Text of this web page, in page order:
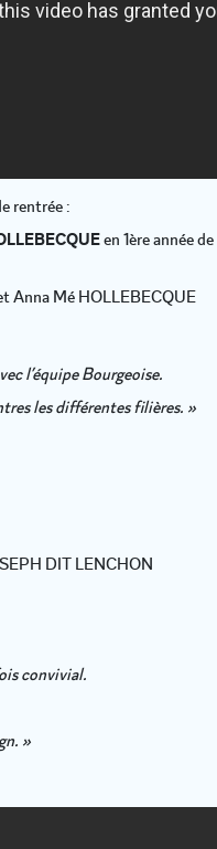
rentrée :
en 1ère année de
l’équipe Bourgeoise.
les différentes filières. »
convivial.
»